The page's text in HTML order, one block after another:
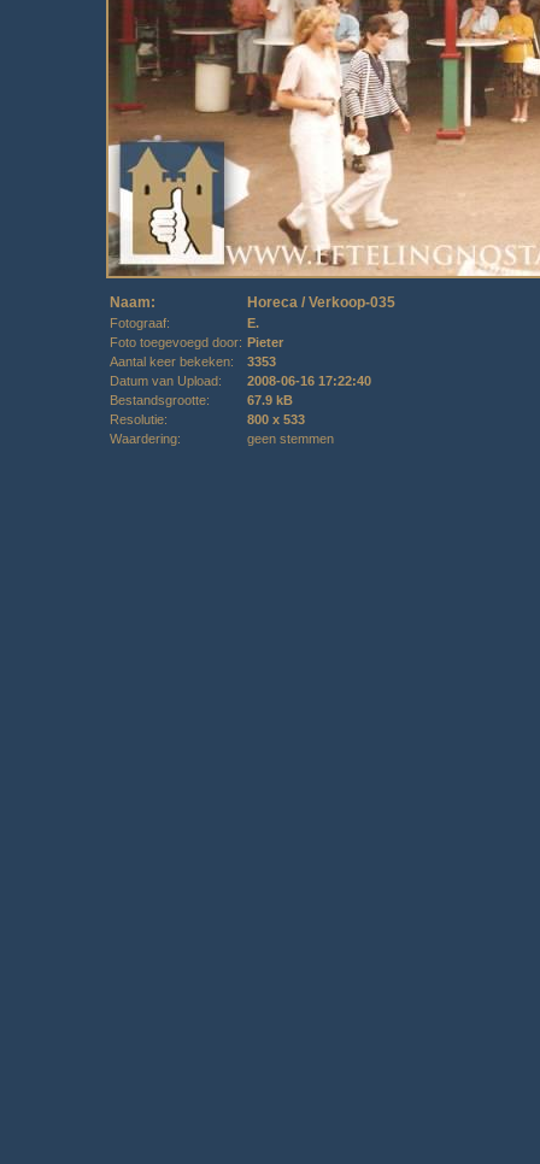
Naam: Horeca / Verkoop-035
Fotograaf:
E.
Foto toegevoegd door: Pieter
Aantal keer bekeken:
3353
Datum van Upload:
2008-06-16 17:22:40
Bestandsgrootte:
67.9 kB
Resolutie:
800 x 533
Waardering:
geen stemmen